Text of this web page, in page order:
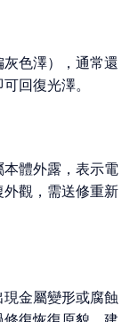
色澤），通常還
回復光澤。
體外露，表示電
觀， 需送修重新
金屬變形或腐蝕